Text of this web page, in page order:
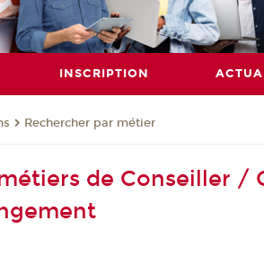
INSCRIPTION
Rechercher par métier
de Conseiller /